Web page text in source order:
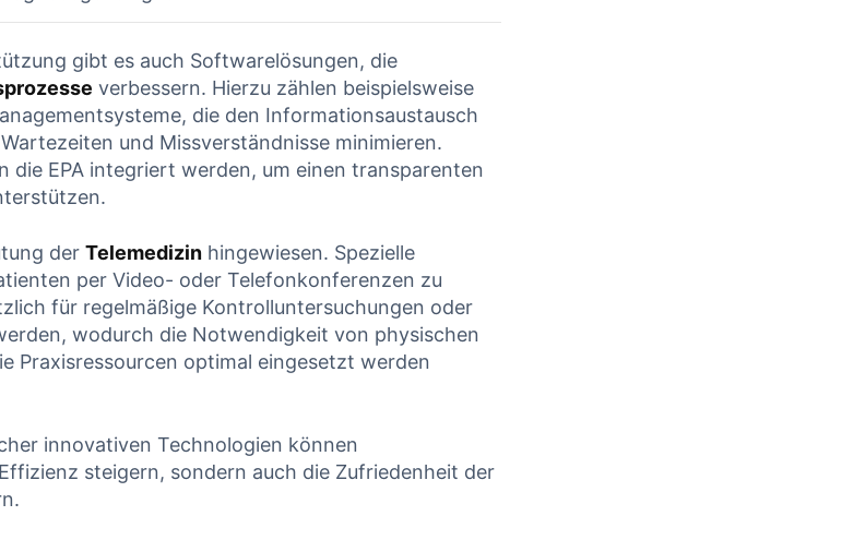
gibt es auch Softwarelösungen, die
verbessern. Hierzu zählen beispielsweise
die den Informationsaustausch
und Missverständnisse minimieren.
die EPA integriert werden, um einen transparenten
der Telemedizin hingewiesen. Spezielle
per Video- oder Telefonkonferenzen zu
für regelmäßige Kontrolluntersuchungen oder
wodurch die Notwendigkeit von physischen
Praxisressourcen optimal eingesetzt werden
innovativen Technologien können
steigern, sondern auch die Zufriedenheit der